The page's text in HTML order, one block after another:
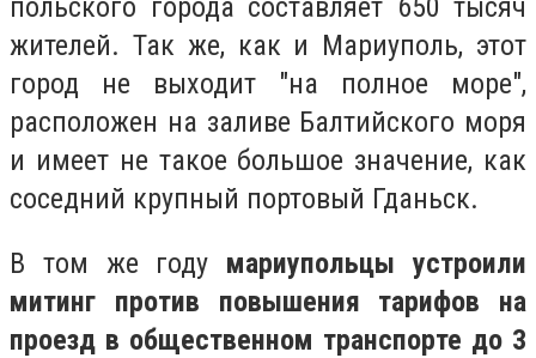
польского города составляет 650 тысяч
жителей. Так же, как и Мариуполь, этот
город не выходит "на полное море",
расположен на заливе Балтийского моря
и имеет не такое большое значение, как
соседний крупный портовый Гданьск.
В том же году мариупольцы устроили
митинг против повышения тарифов на
проезд в общественном транспорте до 3